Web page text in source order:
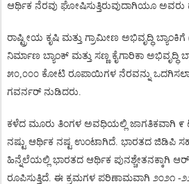
ಆರ್ಥಿಕ ನೆರವು ಘೋಷಿಸುತ್ತಿರುವುದಾಗಿಯೂ ಅವರು
ರಾಷ್ಟ್ರೀಯ ಕೃಷಿ ಮತ್ತು ಗ್ರಾಮೀಣ ಅಭಿವೃದ್ಧಿ ಬ್ಯಾಂಕಿಗೆ
ನಿರ್ಮಾಣ ಬ್ಯಾಂಕ್ ಮತ್ತು ಸಣ್ಣ ಕೈಗಾರಿಕಾ ಅಭಿವೃದ್ಧಿ
೫೦,೦೦೦ ಕೋಟಿ ರೂಪಾಯಿಗಳ ನೆರವನ್ನು
ಗವರ್ನರ್ ನುಡಿದರು.
ಕಳೆದ ಮೂರು ತಿಂಗಳ ಅವಧಿಯಲ್ಲಿ ಜಾಗತಿಕವಾಗಿ ೯
ನಷ್ಟು ಆರ್ಥಿಕ ನಷ್ಟ ಉಂಟಾಗಿದೆ. ಭಾರತದ ಜಿಡಿಪಿ
ಹಿನ್ನೆಲೆಯಲ್ಲಿ ಭಾರತದ ಆರ್ಥಿಕ ಪುನಶ್ಚೇತನಕ್ಕಾಗಿ ಆರ್
ರೂಪಿಸುತ್ತಿದೆ. ಈ ಕ್ರಮಗಳ ಪರಿಣಾಮವಾಗಿ ೨೦೨೧ -